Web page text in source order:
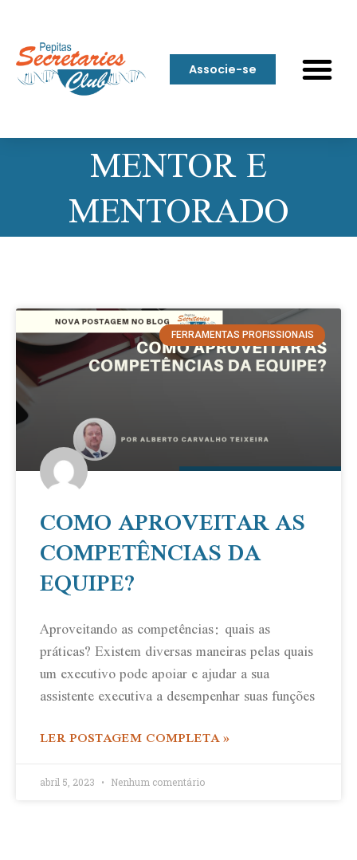
Associe-se
MENTOR E
MENTORADO
FERRAMENTAS PROFISSIONAIS
COMO APROVEITAR AS
COMPETÊNCIAS DA
EQUIPE?
Aproveitando as competências: quais as
práticas? Existem diversas maneiras pelas quais
um executivo pode apoiar e ajudar a sua
assistente executiva a desempenhar suas funções
LER POSTAGEM COMPLETA »
abril 5, 2023 Nenhum comentário